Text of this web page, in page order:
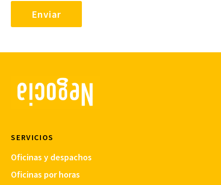
SERVICIOS
Oficinas y despachos
Oficinas por horas